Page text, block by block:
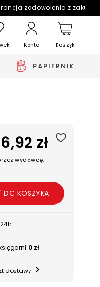
zadowolenia z
Konto Koszyk
PAPIERNIK
zł
wydawcę:
DO KOSZYKA
0 zł
dostawy